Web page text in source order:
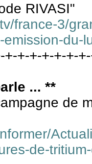
RIVASI"
france-3/
du-
+-+-+-+-+-
... **
de
de-